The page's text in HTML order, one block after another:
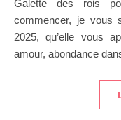
Galette des rois pommes et noisettes Coucou, Pour
commencer, je vous
2025, qu’elle vous
amour, abondance